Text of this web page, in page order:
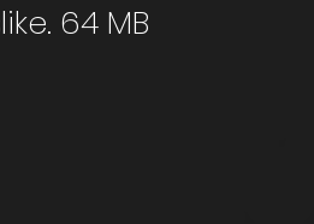
64 MB